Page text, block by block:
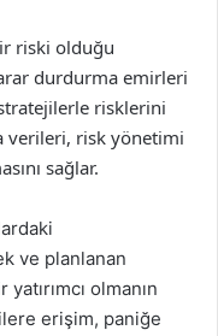
riski olduğu
durdurma emirleri
risklerini
verileri, risk yönetimi
sağlar.
ve planlanan
olmanın
erişim, paniğe